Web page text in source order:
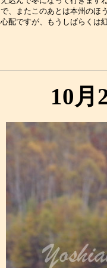
で、またこのあとは本州のほ
10月